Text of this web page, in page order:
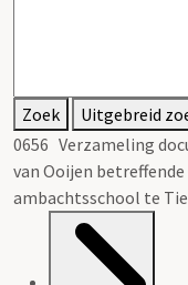
Zoek
Uitgebreid
0656 Verzameling
van Ooijen
ambachtsschool te